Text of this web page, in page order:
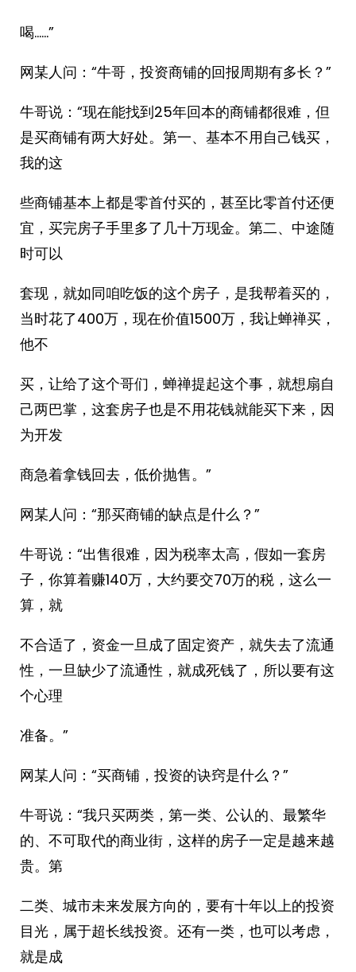
喝……”
网某人问：“牛哥，投资商铺的回报周期有多长？”
牛哥说：“现在能找到25年回本的商铺都很难，但
是买商铺有两大好处。第一、基本不用自己钱买，
我的这
些商铺基本上都是零首付买的，甚至比零首付还便
宜，买完房子手里多了几十万现金。第二、中途随
时可以
套现，就如同咱吃饭的这个房子，是我帮着买的，
当时花了400万，现在价值1500万，我让蝉禅买，
他不
买，让给了这个哥们，蝉禅提起这个事，就想扇自
己两巴掌，这套房子也是不用花钱就能买下来，因
为开发
商急着拿钱回去，低价抛售。”
网某人问：“那买商铺的缺点是什么？”
牛哥说：“出售很难，因为税率太高，假如一套房
子，你算着赚140万，大约要交70万的税，这么一
算，就
不合适了，资金一旦成了固定资产，就失去了流通
性，一旦缺少了流通性，就成死钱了，所以要有这
个心理
准备。”
网某人问：“买商铺，投资的诀窍是什么？”
牛哥说：“我只买两类，第一类、公认的、最繁华
的、不可取代的商业街，这样的房子一定是越来越
贵。第
二类、城市未来发展方向的，要有十年以上的投资
目光，属于超长线投资。还有一类，也可以考虑，
就是成